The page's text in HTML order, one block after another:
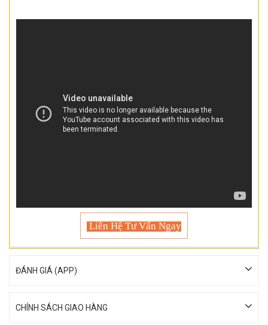
Liên Hệ Tư Vấn Ngay
ĐÁNH GIÁ (APP)
CHÍNH SÁCH GIAO HÀNG